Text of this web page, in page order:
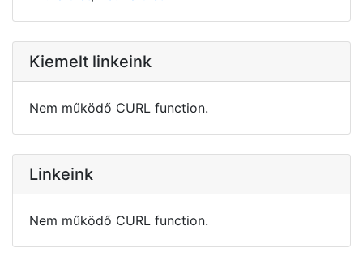
Kiemelt linkeink
Nem működő CURL function.
Linkeink
Nem működő CURL function.